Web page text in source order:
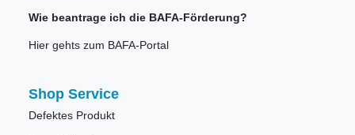
Wie beantrage ich die BAFA-Förderung?
Hier gehts zum BAFA-Portal
Shop Service
Defektes Produkt